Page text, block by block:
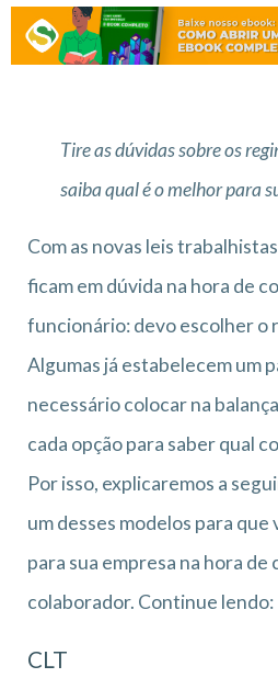
Tire as dúvidas sobre os
saiba qual é o melhor para
Com as novas leis
ficam em dúvida na hora de
funcionário: devo escolher o
Algumas já estabelecem um
necessário colocar na
cada opção para saber qual
Por isso, explicaremos a
um desses modelos para
para sua empresa na hora
colaborador. Continue lendo:
CLT